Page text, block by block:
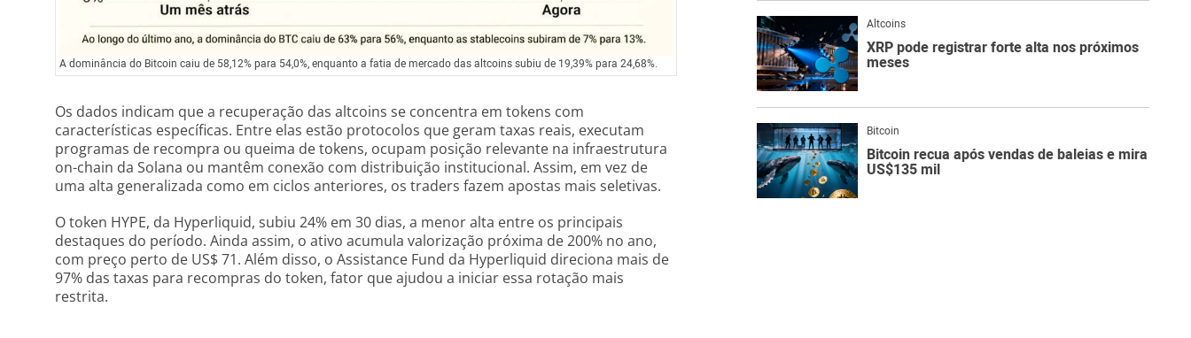
A dominância do Bitcoin caiu de 58,12% para 54,0%, enquanto a fatia de mercado das altcoins subiu de 19,39% para 24,68%.
Os dados indicam que a recuperação das altcoins se concentra em tokens com
características específicas. Entre elas estão protocolos que geram taxas reais, executam
programas de recompra ou queima de tokens, ocupam posição relevante na infraestrutura
on-chain da Solana ou mantêm conexão com distribuição institucional. Assim, em vez de
uma alta generalizada como em ciclos anteriores, os traders fazem apostas mais seletivas.
O token HYPE, da Hyperliquid, subiu 24% em 30 dias, a menor alta entre os principais
destaques do período. Ainda assim, o ativo acumula valorização próxima de 200% no ano,
com preço perto de US$ 71. Além disso, o Assistance Fund da Hyperliquid direciona mais de
97% das taxas para recompras do token, fator que ajudou a iniciar essa rotação mais
restrita.
Altcoins
XRP pode registrar forte alta nos próximos
meses
Bitcoin
Bitcoin recua após vendas de baleias e mira
US$135 mil